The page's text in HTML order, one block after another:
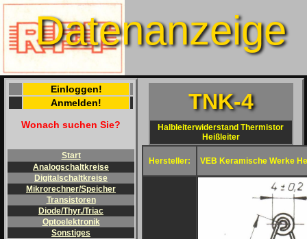
Datenanzeige
Einloggen!
Anmelden!
Wonach suchen Sie?
Start
Analogschaltkreise
Digitalschaltkreise
Mikrorechner/Speicher
Transistoren
Diode/Thyr./Triac
Optoelektronik
Sonstiges
TNK-4
Halbleiterwiderstand Thermistor
Heißleiter
Hersteller: VEB Keramische Werke